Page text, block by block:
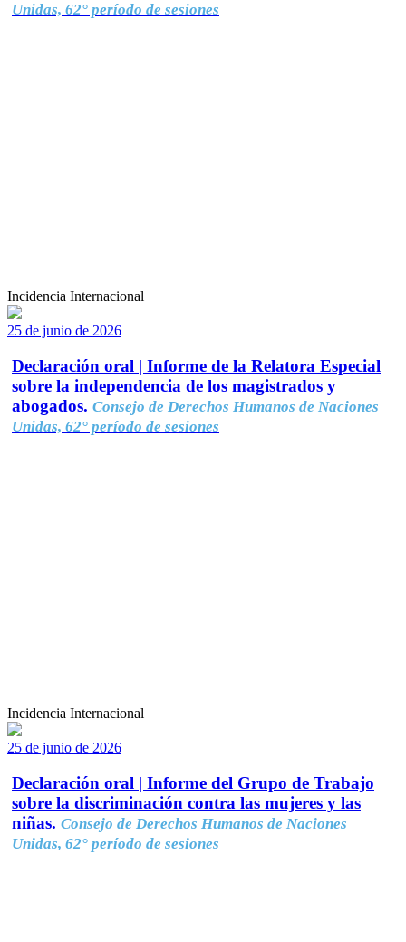
Unidas, 62° período de sesiones
Incidencia Internacional
25 de junio de 2026
Declaración oral | Informe de la Relatora Especial
sobre la independencia de los magistrados y
abogados. Consejo de Derechos Humanos de Naciones
Unidas, 62° período de sesiones
Incidencia Internacional
25 de junio de 2026
Declaración oral | Informe del Grupo de Trabajo
sobre la discriminación contra las mujeres y las
niñas. Consejo de Derechos Humanos de Naciones
Unidas, 62° período de sesiones